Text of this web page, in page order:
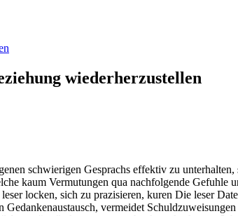
wiederherzustellen
schwierigen Gesprachs effektiv zu
kaum Vermutungen qua nachfolgende
locken, sich zu prazisieren, kuren Die leser
vermeidet